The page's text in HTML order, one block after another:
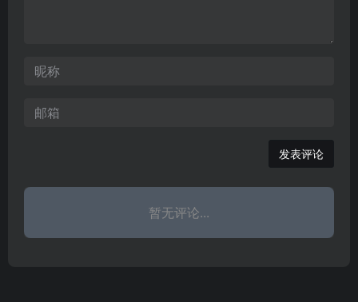
发表评论
暂无评论...